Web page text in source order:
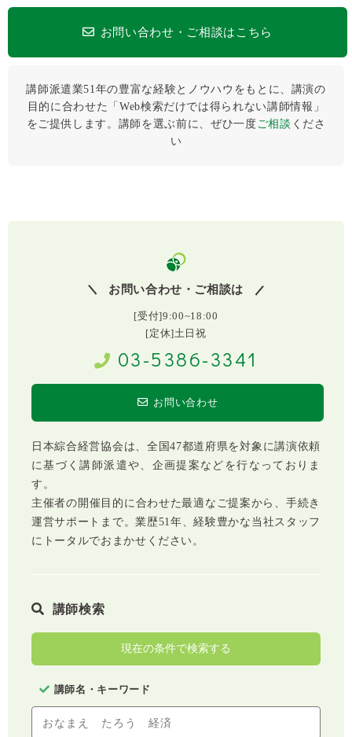
お問い合わせ・ご相談はこちら
講師派遣業51年の豊富な経験とノウハウをもとに、講演の
目的に合わせた「Web検索だけでは得られない講師情報」
をご提供します。講師を選ぶ前に、ぜひ⼀度ご相談 くださ
い
お問い合わせ・ご相談は
[受付]9:00~18:00
[定休]土日祝
03-5386-3341
お問い合わせ
日本綜合経営協会は、全国47都道府県を対象に講演依頼
に基づく講師派遣や、企画提案などを行なっておりま
す。
主催者の開催目的に合わせた最適なご提案から、手続き
運営サポートまで。業歴51年、経験豊かな当社スタッフ
にトータルでおまかせください。
講師検索
現在の条件で検索する
講師名・キーワード